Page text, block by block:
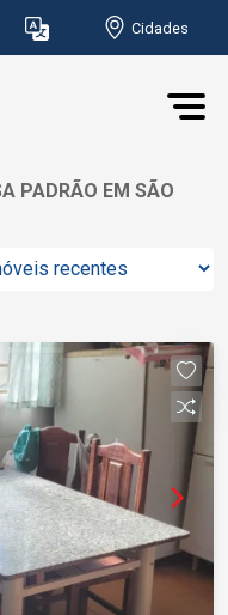
Cidades
PADRÃO EM SÃO